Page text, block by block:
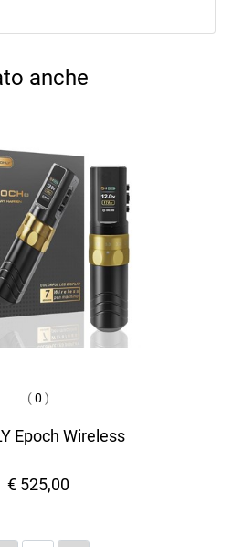
anche
(0 )
Epoch Wireless
€ 525,00